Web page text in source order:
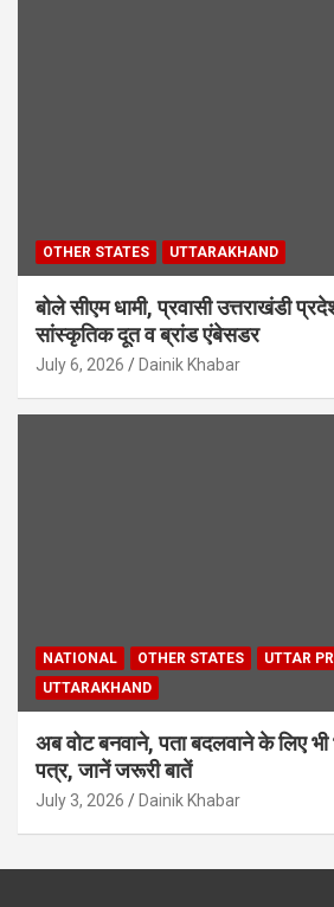
OTHER STATES UTTARAKHAND
बोले सीएम धामी, प्रवासी उत्तराखंडी
सांस्कृतिक दूत व ब्रांड एंबेसडर
July 6, 2026 Dainik Khabar
NATIONAL OTHER STATES
UTTAR
UTTARAKHAND
अब वोट बनवाने, पता बदलवाने के लिए भी
पत्र, जानें जरूरी बातें
July 3, 2026 Dainik Khabar